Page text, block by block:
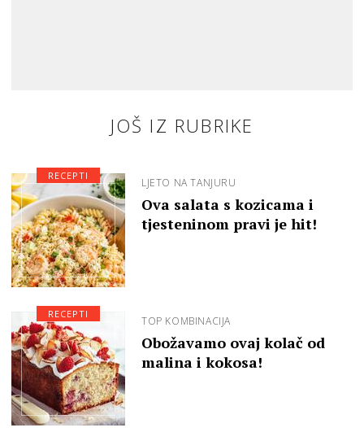
JOŠ IZ RUBRIKE
LJETO NA TANJURU
Ova salata s kozicama i
tjesteninom pravi je hit!
RECEPTI
TOP KOMBINACIJA
Obožavamo ovaj kolač od
malina i kokosa!
RECEPTI